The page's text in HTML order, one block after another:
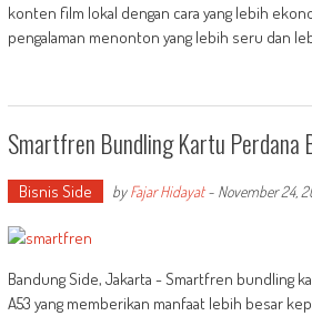
konten film lokal dengan cara yang lebih
pengalaman menonton yang lebih seru dan
Smartfren Bundling Kartu Perdana
Bisnis Side byFajar Hidayat- November 24,
Bandung Side, Jakarta - Smartfren bundling
A53 yang memberikan manfaat lebih besar